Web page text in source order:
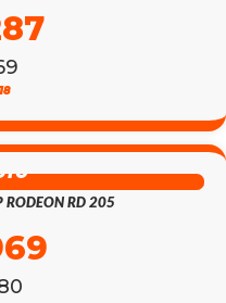
RD 205